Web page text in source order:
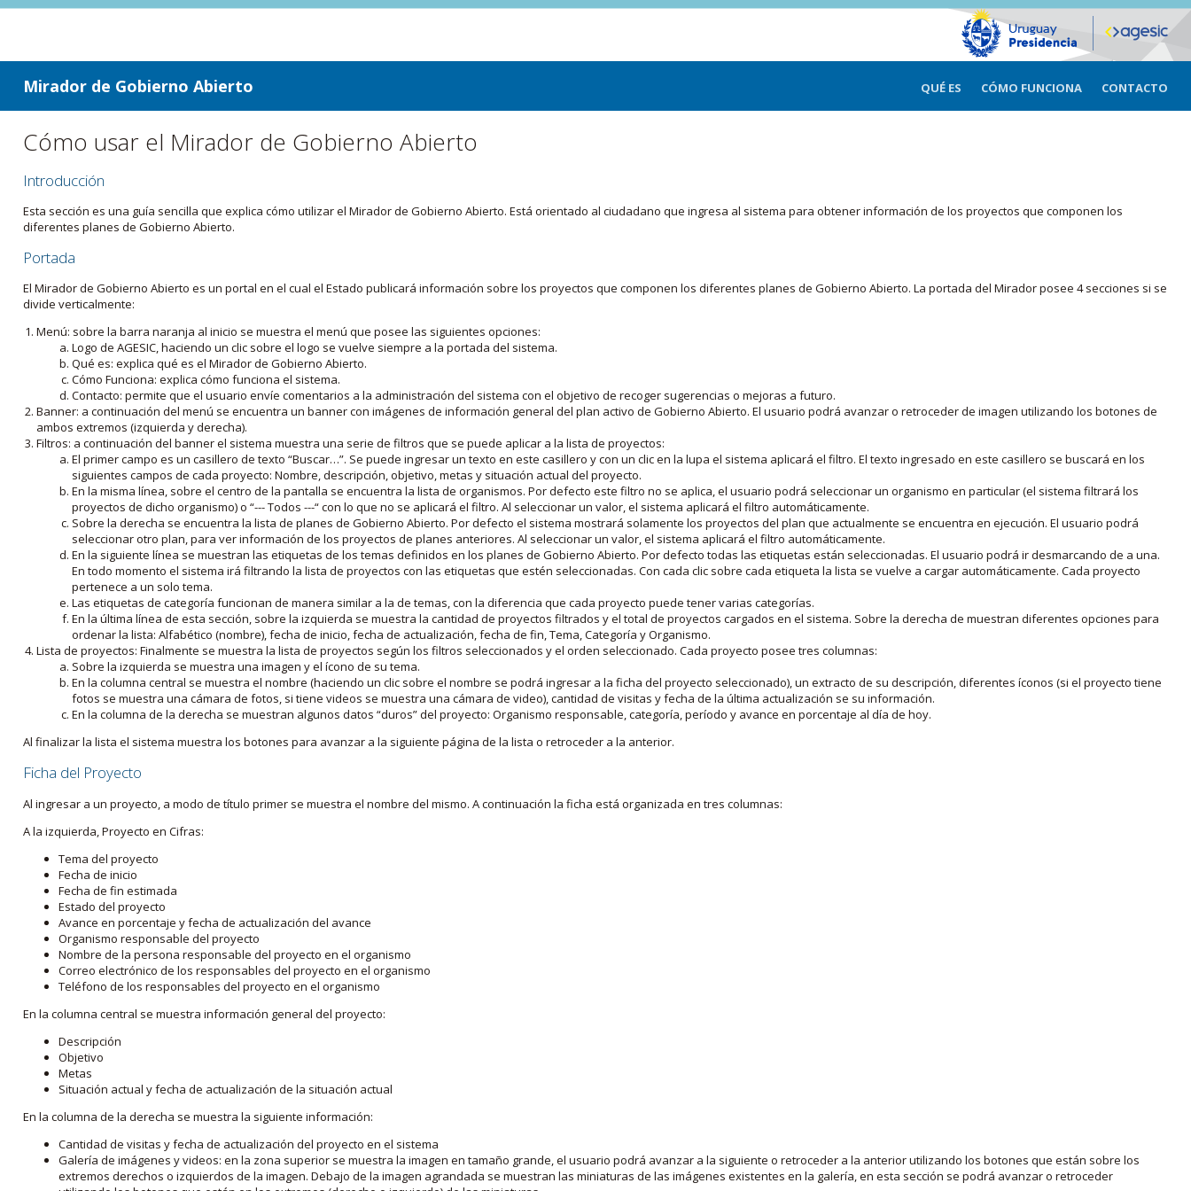
ir a contenido
ir al menú
Mirador de Gobierno Abierto QUÉ ES CÓMO FUNCIONA CONTACTO
Cómo usar el Mirador de Gobierno Abierto
Introducción
Esta sección es una guía sencilla que explica cómo utilizar el Mirador de Gobierno Abierto. Está orientado al ciudadano que ingresa al sistema para obtener información de los proyectos que componen los
diferentes planes de Gobierno Abierto.
Portada
El Mirador de Gobierno Abierto es un portal en el cual el Estado publicará información sobre los proyectos que componen los diferentes planes de Gobierno Abierto. La portada del Mirador posee 4 secciones si se
divide verticalmente:
Menú: sobre la barra naranja al inicio se muestra el menú que posee las siguientes opciones:
Logo de AGESIC, haciendo un clic sobre el logo se vuelve siempre a la portada del sistema.
Qué es: explica qué es el Mirador de Gobierno Abierto.
Cómo Funciona: explica cómo funciona el sistema.
Contacto: permite que el usuario envíe comentarios a la administración del sistema con el objetivo de recoger sugerencias o mejoras a futuro.
Banner: a continuación del menú se encuentra un banner con imágenes de información general del plan activo de Gobierno Abierto. El usuario podrá avanzar o retroceder de imagen utilizando los botones de
ambos extremos (izquierda y derecha).
Filtros: a continuación del banner el sistema muestra una serie de filtros que se puede aplicar a la lista de proyectos:
El primer campo es un casillero de texto “Buscar…”. Se puede ingresar un texto en este casillero y con un clic en la lupa el sistema aplicará el filtro. El texto ingresado en este casillero se buscará en los
siguientes campos de cada proyecto: Nombre, descripción, objetivo, metas y situación actual del proyecto.
En la misma línea, sobre el centro de la pantalla se encuentra la lista de organismos. Por defecto este filtro no se aplica, el usuario podrá seleccionar un organismo en particular (el sistema filtrará los
proyectos de dicho organismo) o “--- Todos ---“ con lo que no se aplicará el filtro. Al seleccionar un valor, el sistema aplicará el filtro automáticamente.
Sobre la derecha se encuentra la lista de planes de Gobierno Abierto. Por defecto el sistema mostrará solamente los proyectos del plan que actualmente se encuentra en ejecución. El usuario podrá
seleccionar otro plan, para ver información de los proyectos de planes anteriores. Al seleccionar un valor, el sistema aplicará el filtro automáticamente.
En la siguiente línea se muestran las etiquetas de los temas definidos en los planes de Gobierno Abierto. Por defecto todas las etiquetas están seleccionadas. El usuario podrá ir desmarcando de a una.
En todo momento el sistema irá filtrando la lista de proyectos con las etiquetas que estén seleccionadas. Con cada clic sobre cada etiqueta la lista se vuelve a cargar automáticamente. Cada proyecto
pertenece a un solo tema.
Las etiquetas de categoría funcionan de manera similar a la de temas, con la diferencia que cada proyecto puede tener varias categorías.
En la última línea de esta sección, sobre la izquierda se muestra la cantidad de proyectos filtrados y el total de proyectos cargados en el sistema. Sobre la derecha de muestran diferentes opciones para
ordenar la lista: Alfabético (nombre), fecha de inicio, fecha de actualización, fecha de fin, Tema, Categoría y Organismo.
Lista de proyectos: Finalmente se muestra la lista de proyectos según los filtros seleccionados y el orden seleccionado. Cada proyecto posee tres columnas:
Sobre la izquierda se muestra una imagen y el ícono de su tema.
En la columna central se muestra el nombre (haciendo un clic sobre el nombre se podrá ingresar a la ficha del proyecto seleccionado), un extracto de su descripción, diferentes íconos (si el proyecto tiene
fotos se muestra una cámara de fotos, si tiene videos se muestra una cámara de video), cantidad de visitas y fecha de la última actualización se su información.
En la columna de la derecha se muestran algunos datos “duros” del proyecto: Organismo responsable, categoría, período y avance en porcentaje al día de hoy.
Al finalizar la lista el sistema muestra los botones para avanzar a la siguiente página de la lista o retroceder a la anterior.
Ficha del Proyecto
Al ingresar a un proyecto, a modo de título primer se muestra el nombre del mismo. A continuación la ficha está organizada en tres columnas:
A la izquierda, Proyecto en Cifras:
Tema del proyecto
Fecha de inicio
Fecha de fin estimada
Estado del proyecto
Avance en porcentaje y fecha de actualización del avance
Organismo responsable del proyecto
Nombre de la persona responsable del proyecto en el organismo
Correo electrónico de los responsables del proyecto en el organismo
Teléfono de los responsables del proyecto en el organismo
En la columna central se muestra información general del proyecto:
Descripción
Objetivo
Metas
Situación actual y fecha de actualización de la situación actual
En la columna de la derecha se muestra la siguiente información:
Cantidad de visitas y fecha de actualización del proyecto en el sistema
Galería de imágenes y videos: en la zona superior se muestra la imagen en tamaño grande, el usuario podrá avanzar a la siguiente o retroceder a la anterior utilizando los botones que están sobre los
extremos derechos o izquierdos de la imagen. Debajo de la imagen agrandada se muestran las miniaturas de las imágenes existentes en la galería, en esta sección se podrá avanzar o retroceder